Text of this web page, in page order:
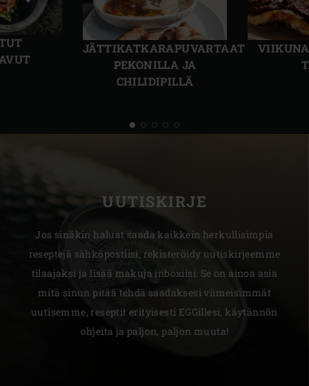
JÄTTIKATKARAPUVARTAAT
PEKONILLA JA
CHILIDIPILLÄ
Edellinen
dia
UUTISKIRJE
Jos sinäkin haluat saada kaikkein herkullisimpia
reseptejä sähköpostiisi, rekisteröidy uutiskirjeemme
tilaajaksi ja lisää makuja inboxiisi. Se on ainoa asia
mitä sinun pitää tehdä saadaksesi viimeisimmät
uutisemme, reseptit erityisesti EGGillesi, käytännön
ohjeita ja paljon, paljon muuta!